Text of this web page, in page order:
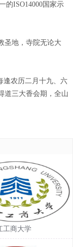
的ISO14000国家示
地，寺院无论大
农历二月十九、六
道三大香会期，全山
工商大学